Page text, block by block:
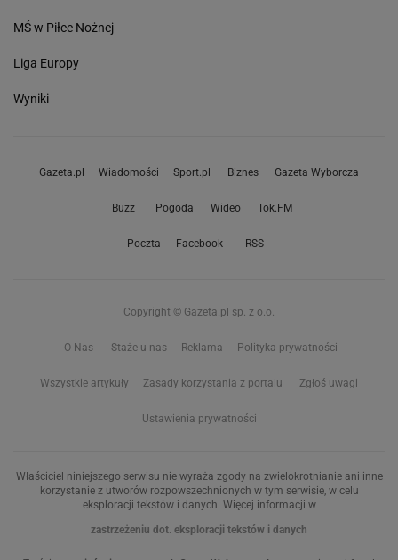
MŚ w Piłce Nożnej
Liga Europy
Wyniki
Gazeta.pl Wiadomości Sport.pl Biznes Gazeta Wyborcza
Buzz Pogoda Wideo Tok.FM
Poczta Facebook RSS
Copyright © Gazeta.pl sp. z o.o.
O Nas Staże u nas Reklama Polityka prywatności
Wszystkie artykuły Zasady korzystania z portalu Zgłoś uwagi
Ustawienia prywatności
Właściciel niniejszego serwisu nie wyraża zgody na zwielokrotnianie ani inne
korzystanie z utworów rozpowszechnionych w tym serwisie, w celu
eksploracji tekstów i danych. Więcej informacji w
zastrzeżeniu dot. eksploracji tekstów i danych